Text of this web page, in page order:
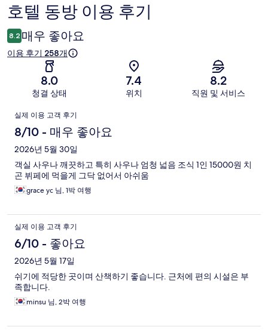
이
용
후
호텔 동방 이용 후기
8.2 매우 좋아요
이용 후기 258개
8.0
청결 상태
7.4
위치
8.2
직원 및 서비스
이
용
후
기
실제 이용 고객 후기
8/10 - 매우 좋아요
2026년 5월 30일
객실 사우나 깨끗하고 특히 사우나 엄청 넓음 조식 1인 15000원 치
곤 뷔페에 먹을게 그닥 없어서 아쉬움
grace yc 님, 1박 여행
실제 이용 고객 후기
6/10 - 좋아요
2026년 5월 17일
쉬기에 적당한 곳이며 산책하기 좋습니다. 근처에 편의 시설은 부
족합니다.
minsu 님, 2박 여행